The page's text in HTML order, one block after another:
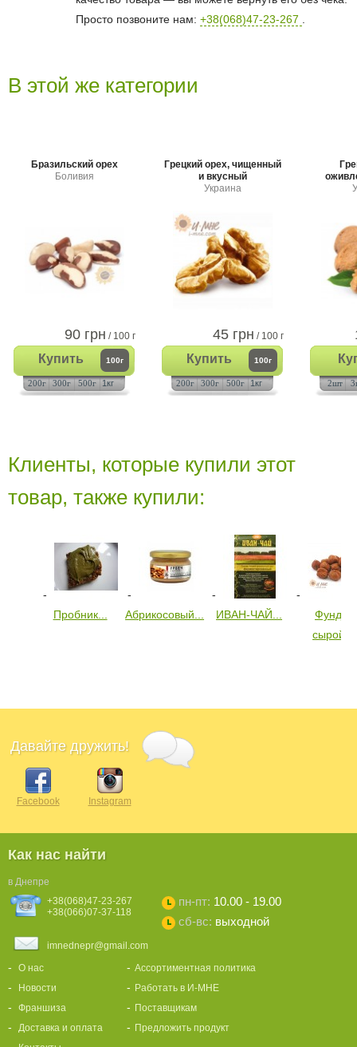
Просто позвоните нам: +38(068)47-23-267
В этой же категории
Бразильский орех
Боливия
90 грн / 100 г
Купить 100г
200г 300г 500г 1кг
Грецкий орех, чищенный
и вкусный
Украина
45 грн / 100 г
Купить 100г
200г 300г 500г 1кг 2шт
Клиенты, которые купили этот
товар, также купили:
Пробник... Абрикосовый... ИВАН-ЧАЙ...
Фундук
сырой...
Давайте дружить!
Facebook Instagram
Как нас найти
в Днепре
+38(068)47-23-267
+38(066)07-37-118
пн-пт: 10.00 - 19.00
сб-вс: выходной
imnednepr@gmail.com
О нас
Новости
Франшиза
Доставка и оплата
Ассортиментная политика
Работать в И-МНЕ
Поставщикам
Предложить продукт